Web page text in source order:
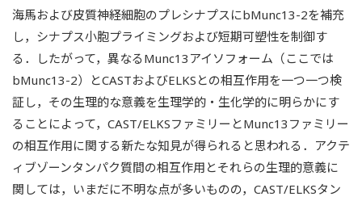
海馬および皮質神経細胞のプレシナプスにbMunc13-2を補充
し，シナプス小胞プライミングおよび短期可塑性を制御す
る．したがって，異なるMunc13アイソフォーム（ここでは
bMunc13-2）とCASTおよびELKSとの相互作用を一つ一つ検
証し，その生理的な意義を生理学的・生化学的に明らかにす
ることによって，CAST/ELKSファミリーとMunc13ファミリー
の相互作用に関する新たな知見が得られると思われる．アクテ
ィブゾーンタンパク質間の相互作用とそれらの生理的意義に
関しては，いまだに不明な点が多いものの，CAST/ELKSタン